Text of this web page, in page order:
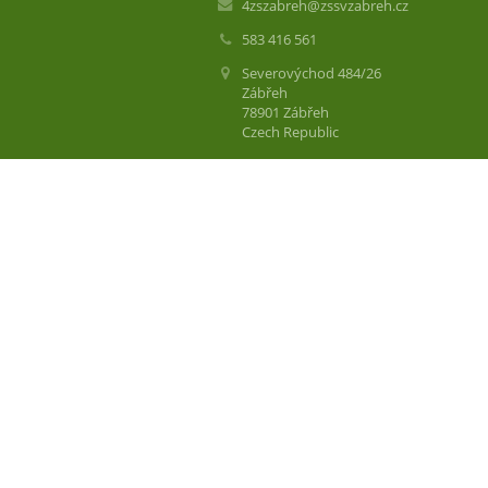
4zszabreh@zssvzabreh.cz
583 416 561
Severovýchod 484/26
Zábřeh
78901 Zábřeh
Czech Republic